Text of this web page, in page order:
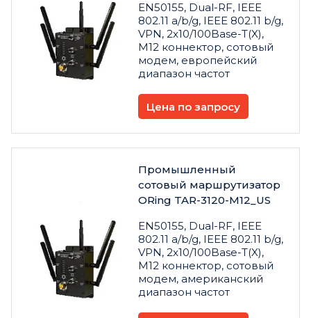
EN50155, Dual-RF, IEEE
802.11 a/b/g, IEEE 802.11 b/g,
VPN, 2x10/100Base-T(X),
M12 коннектор, сотовый
модем, европейский
диапазон частот
Цена по запросу
Промышленный
сотовый маршрутизатор
ORing TAR-3120-M12_US
EN50155, Dual-RF, IEEE
802.11 a/b/g, IEEE 802.11 b/g,
VPN, 2x10/100Base-T(X),
M12 коннектор, сотовый
модем, американский
диапазон частот